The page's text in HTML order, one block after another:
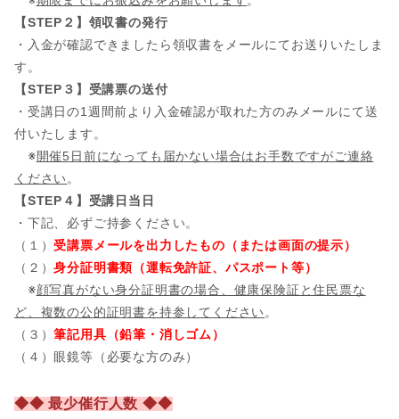
【STEP２】領収書の発行
・入金が確認できましたら領収書をメールにてお送りいたしま
す。
【STEP３】受講票の送付
・受講日の1週間前より入金確認が取れた方のみメールにて送
付いたします。
※開催5日前になっても届かない場合はお手数ですがご連絡
ください 。
【STEP４】受講日当日
・下記、必ずご持参ください。
（１）受講票メールを出力したもの（または画面の提示）
（２）身分証明書類（運転免許証、パスポート等）
※顔写真がない身分証明書の場合、健康保険証と住民票な
ど、複数の公的証明書を持参してください 。
（３）筆記用具（鉛筆・消しゴム）
（４）眼鏡等（必要な方のみ）
◆◆ 最少催行人数 ◆◆